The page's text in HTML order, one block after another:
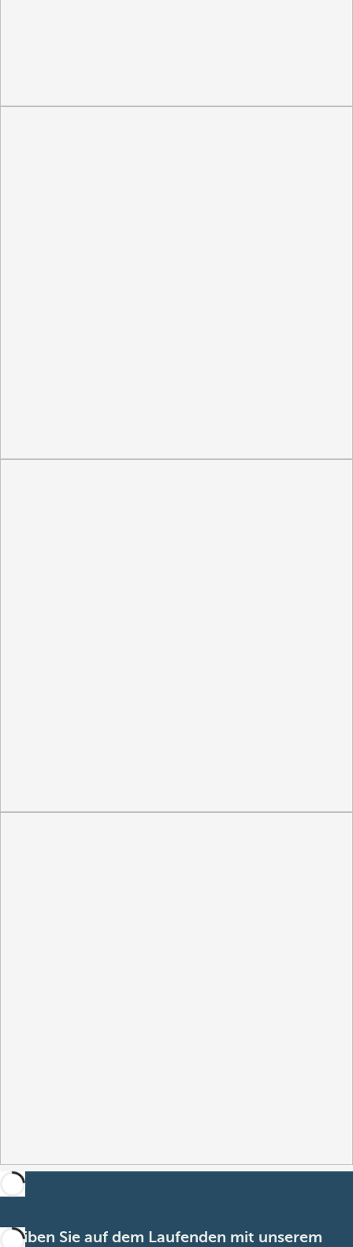
Bleiben Sie auf dem Laufenden mit unserem